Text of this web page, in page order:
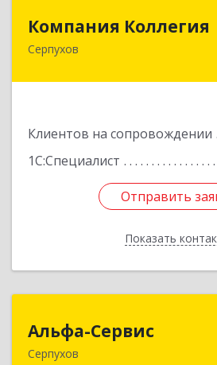
Компания Коллегия
Серпухов
Клиентов на сопровождении
1С:Специалист
Отправить
Показать
142211, Московская обл,
Отправить
Назад
Альфа-Сервис
Серпухов